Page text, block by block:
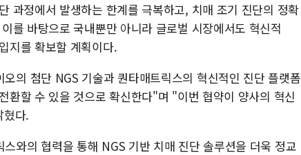
과정에서 발생하는 한계를 극복하고, 치매 조기 진단의 정확
를 바탕으로 국내뿐만 아니라 글로벌 시장에서도 혁신적
지를 확보할 계획이다.
의 첨단 NGS 기술과 퀀타매트릭스의 혁신적인 진단 플랫폼
환할 수 있을 것으로 확신한다"며 "이번 협약이 양사의 혁신
혔다.
와의 협력을 통해 NGS 기반 치매 진단 솔루션을 더욱 정교